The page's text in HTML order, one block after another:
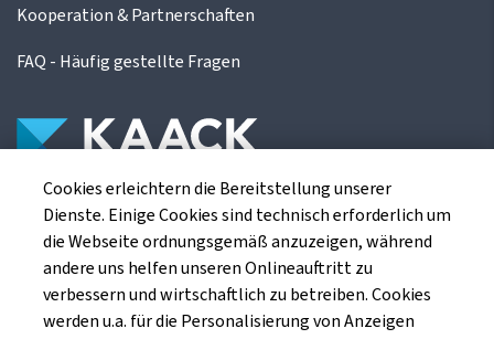
Kooperation & Partnerschaften
FAQ - Häufig gestellte Fragen
Die Kaack Terminhandel GmbH ist ein
Finanzdienstleistungsinstitut für die europäischen
Agrarterminbörsen.
Cookies erleichtern die Bereitstellung unserer
Dienste. Einige Cookies sind technisch erforderlich um
die Webseite ordnungsgemäß anzuzeigen, während
andere uns helfen unseren Onlineauftritt zu
verbessern und wirtschaftlich zu betreiben. Cookies
werden u.a. für die Personalisierung von Anzeigen